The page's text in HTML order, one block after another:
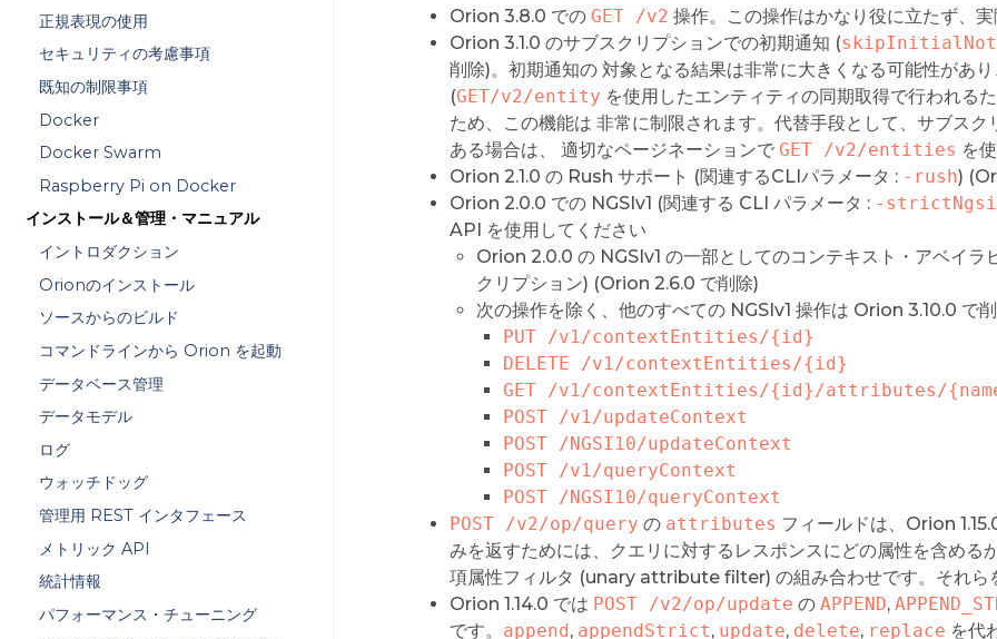
正規表現の使用
セキュリティの考慮事項
既知の制限事項
Docker
Docker Swarm
Raspberry Pi on Docker
インストール＆管理・マニュアル
イントロダクション
Orionのインストール
ソースからのビルド
コマンドラインから Orion を起動
データベース管理
データモデル
ログ
ウォッチドッグ
管理用 REST インタフェース
メトリック API
統計情報
パフォーマンス・チューニング
Orion 3.8.0 での GET /v2 操作。この操作はかなり役に立たず、
Orion 3.1.0 のサブスクリプションでの初期通知 (
削除)。初期通知の 対象となる結果は非常に大きくなる可能性があ
(GET/v2/entity を使用したエンティティの同期取得で行われる
ため、この機能は 非常に制限されます。代替手段として、サブス
ある場合は、 適切なページネーションで GET /v2/entities を
Orion 2.1.0 の Rush サポート (関連するCLIパラメータ : -rush)
Orion 2.0.0 での NGSIv1 (関連する CLI パラメータ : -
API を使用してください
Orion 2.0.0 の NGSIv1 の一部としてのコンテキスト・アベイ
クリプション) (Orion 2.6.0 で削除)
次の操作を除く、他のすべての NGSIv1 操作は Orion 3.10.0 で
PUT /v1/contextEntities/{id}
DELETE /v1/contextEntities/{id}
GET /v1/contextEntities/{id}/attributes/
POST /v1/updateContext
POST /NGSI10/updateContext
POST /v1/queryContext
POST /NGSI10/queryContext
POST /v2/op/query の attributes フィールドは、Orion
みを返すためには、クエリに対するレスポンスにどの属性を含める
項属性フィルタ (unary attribute filter) の組み合わせです。それら
Orion 1.14.0 では POST /v2/op/update の APPEND,
です。 append, appendStrict, update, delete, replace を代